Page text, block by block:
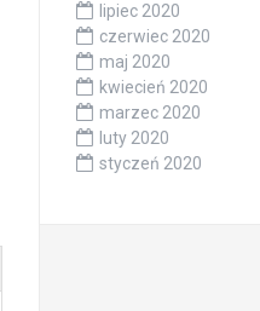
lipiec 2020
czerwiec 2020
maj 2020
kwiecień 2020
marzec 2020
luty 2020
styczeń 2020